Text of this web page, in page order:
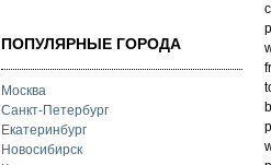
ПОПУЛЯРНЫЕ ГОРОДА
Москва
Санкт-Петербург
Екатеринбург
Новосибирск